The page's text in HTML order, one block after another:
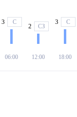
3 С
06:00
2 СЗ
12:00
3 С
18:00